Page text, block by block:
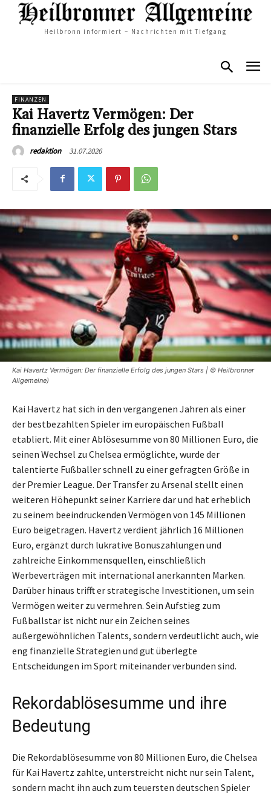
Heilbronn informiert – Nachrichten mit Tiefgang
FINANZEN
Kai Havertz Vermögen: Der
finanzielle Erfolg des jungen Stars
redaktion 31.07.2026
Kai Havertz Vermögen: Der finanzielle Erfolg des jungen Stars | © Heilbronner
Allgemeine)
Kai Havertz hat sich in den vergangenen Jahren als einer
der bestbezahlten Spieler im europäischen Fußball
etabliert. Mit einer Ablösesumme von 80 Millionen Euro, die
seinen Wechsel zu Chelsea ermöglichte, wurde der
talentierte Fußballer schnell zu einer gefragten Größe in
der Premier League. Der Transfer zu Arsenal stellt einen
weiteren Höhepunkt seiner Karriere dar und hat erheblich
zu seinem beeindruckenden Vermögen von 145 Millionen
Euro beigetragen. Havertz verdient jährlich 16 Millionen
Euro, ergänzt durch lukrative Bonuszahlungen und
zahlreiche Einkommensquellen, einschließlich
Werbeverträgen mit international anerkannten Marken.
Darüber hinaus trifft er strategische Investitionen, um sein
Vermögen weiter zu vermehren. Sein Aufstieg zum
Fußballstar ist nicht nur ein Zeichen seines
außergewöhnlichen Talents, sondern verdeutlicht auch, wie
eng finanzielle Strategien und gut überlegte
Entscheidungen im Sport miteinander verbunden sind.
Rekordablösesumme und ihre
Bedeutung
Die Rekordablösesumme von 80 Millionen Euro, die Chelsea
für Kai Havertz zahlte, unterstreicht nicht nur sein Talent,
sondern macht ihn auch zum teuersten deutschen Spieler